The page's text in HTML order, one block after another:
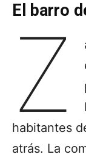
El barro
Z
habitantes
atrás. La